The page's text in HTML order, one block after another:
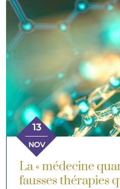
13
NOV
La « médecine
fausses thérapies